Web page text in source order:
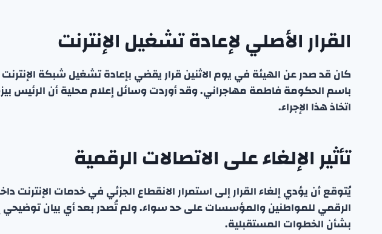
القرار الأصلي لإعادة تشغيل الإنترنت
كان قد صدر عن الهيئة في يوم الاثنين قرار يقضي بإعادة تشغيل شبكة الإنترنت
باسم الحكومة فاطمة مهاجراني. وقد أوردت وسائل إعلام محلية أن الرئيس
اتخاذ هذا الإجراء.
تأثير الإلغاء على الاتصالات الرقمية
يُتوقع أن يؤدي إلغاء القرار إلى استمرار الانقطاع الجزئي في خدمات الإنترنت
الرقمي للمواطنين والمؤسسات على حد سواء. ولم تُصدر بعد أي بيان
بشأن الخطوات المستقبلية.